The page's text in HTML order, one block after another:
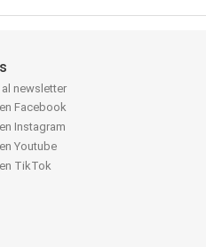
newsletter
Facebook
Instagram
Youtube
TikTok